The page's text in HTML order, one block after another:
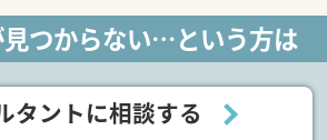
つからない…という方は
タントに相談する